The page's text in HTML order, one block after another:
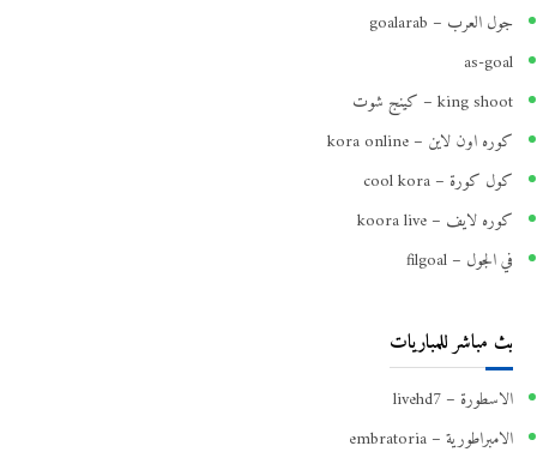
جول العرب – goalarab
as-goal
king shoot – كينج شوت
كوره اون لاين – kora online
كول كورة – cool kora
كوره لايف – koora live
في الجول – filgoal
بث مباشر للمباريات
الاسطورة – livehd7
الامبراطورية – embratoria